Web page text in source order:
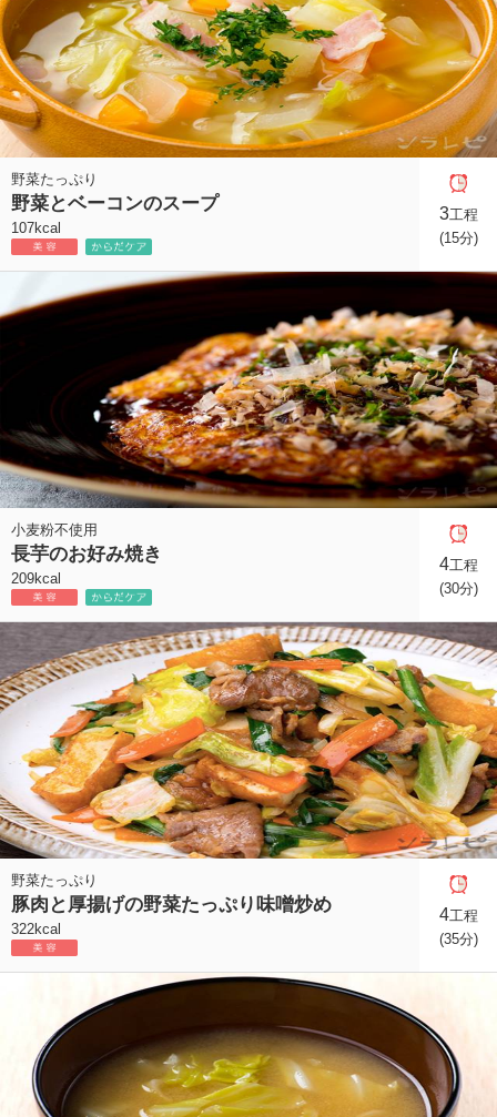
野菜たっぷり
野菜とベーコンのスープ
107kcal
3工程
(15分)
小麦粉不使用
長芋のお好み焼き
209kcal
4工程
(30分)
野菜たっぷり
豚肉と厚揚げの野菜たっぷり味噌炒め
322kcal
4工程
(35分)